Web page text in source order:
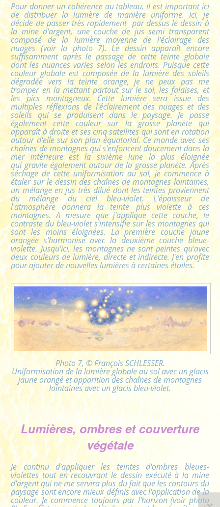
Pour donner un cohérence au tableau, il est important ici
de distribuer la lumière de manière uniforme. Ici, je
décide de passer très rapidement par dessus le dessin à
la mine d'argent, une couche de jus semi transparent
composé de la lumière moyenne de l'éclairage des
nuages (voir la photo 7). Le dessin apparaît encore
suffisamment après le passage de cette teinte globale
dont les nuances varies selon les endroits. Puisque cette
couleur globale est composée de la lumière des soleils
dégradée vers la teinte orange, je ne peux pas me
tromper en la mettant partout sur le sol, les falaises, et
les pics montagneux. Cette lumière sera issue des
multiples réflexions de l'éclairement des nuages et des
soleils qui se produisent dans le paysage. Je passe
également cette couleur sur la grosse planète qui
apparaît à droite et ses cinq satellites qui sont en rotation
autour d'elle sur son plan équatorial. Ce monde avec ses
chaînes de montagnes qui s'enfoncent doucement dans la
mer intérieure est la sixième lune la plus éloignée
qui gravite également autour de la grosse planète. Après
séchage de cette uniformisation au sol, je commence à
étaler sur le dessin des chaînes de montagnes lointaines,
un mélange en jus très dilué dont les teintes proviennent
du mélange du ciel bleu-violet. L'épaisseur de
l'atmosphère donnera la teinte plus violette à ces
montagnes. A mesure que j'applique cette couche, le
contraste du bleu-violet s'intensifie sur les montagnes qui
sont les moins éloignées. La première couche jaune
orangée s'harmonise avec la deuxième couche bleue-
violette. Jusqu'ici, les montagnes ne sont peintes qu'avec
deux couleurs de lumière, directe et indirecte. J'en profite
pour ajouter de nouvelles lumières à certaines étoiles.
Photo 7, © François SCHLESSER.
Uniformisation de la lumière globale au sol avec un glacis
jaune orangé et apparition des chaînes de montagnes
lointaines avec un glacis bleu-violet.
Lumières, ombres et couverture
végétale
Je continu d'appliquer les teintes d'ombres bleues-
violettes tout en recouvrant le dessin exécuté à la mine
d'argent qui ne me servira plus du fait que les contours du
paysage sont encore mieux définis avec l'application de la
couleur. Je commence toujours par l'horizon (voir photo